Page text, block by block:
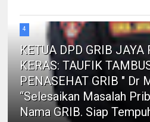
4
KETUA DPD GRIB JAYA
KERAS: TAUFIK
PENASEHAT GRIB " Dr
“Selesaikan Masalah
Nama GRIB. Siap